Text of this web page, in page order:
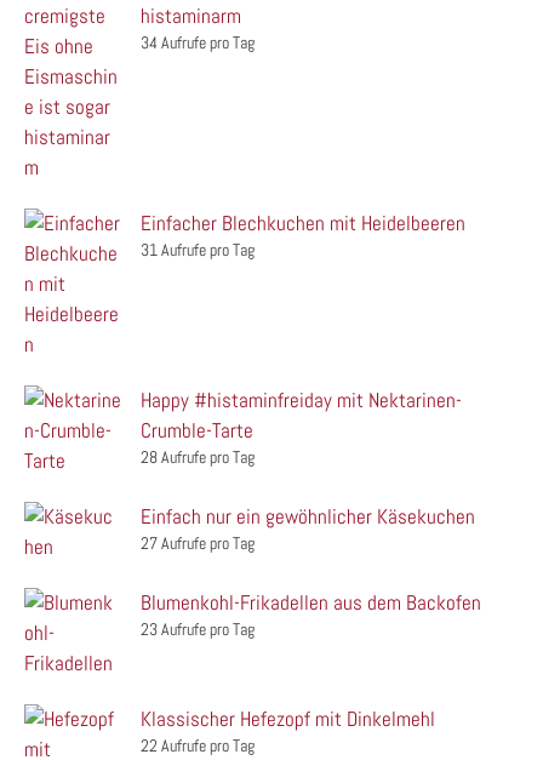
histaminarm
34 Aufrufe pro Tag
Einfacher Blechkuchen mit Heidelbeeren
31 Aufrufe pro Tag
Happy #histaminfreiday mit Nektarinen-
Crumble-Tarte
28 Aufrufe pro Tag
Einfach nur ein gewöhnlicher Käsekuchen
27 Aufrufe pro Tag
Blumenkohl-Frikadellen aus dem Backofen
23 Aufrufe pro Tag
Klassischer Hefezopf mit Dinkelmehl
22 Aufrufe pro Tag